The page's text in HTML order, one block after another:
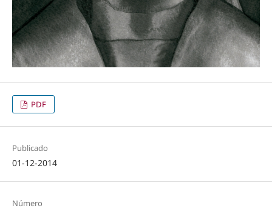
PDF
Publicado
01-12-2014
Número